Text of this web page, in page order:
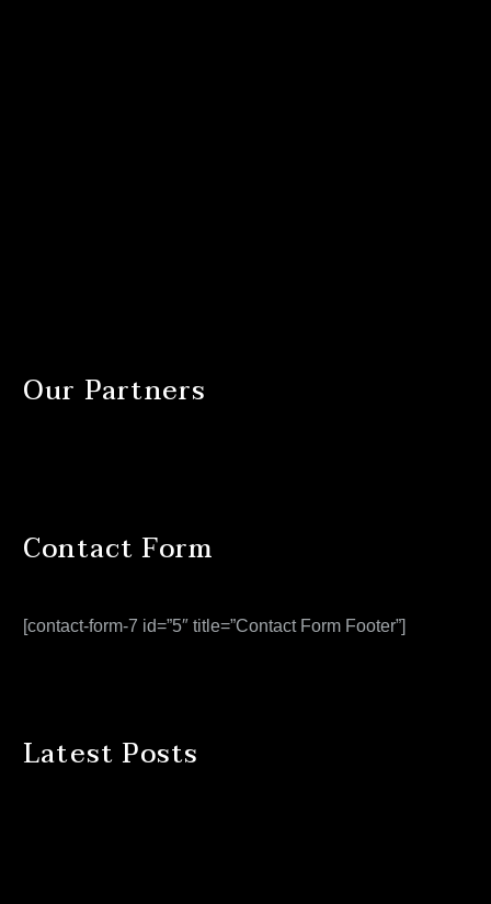
Our Partners
Contact Form
[contact-form-7 id=”5″ title=”Contact Form Footer”]
Latest Posts